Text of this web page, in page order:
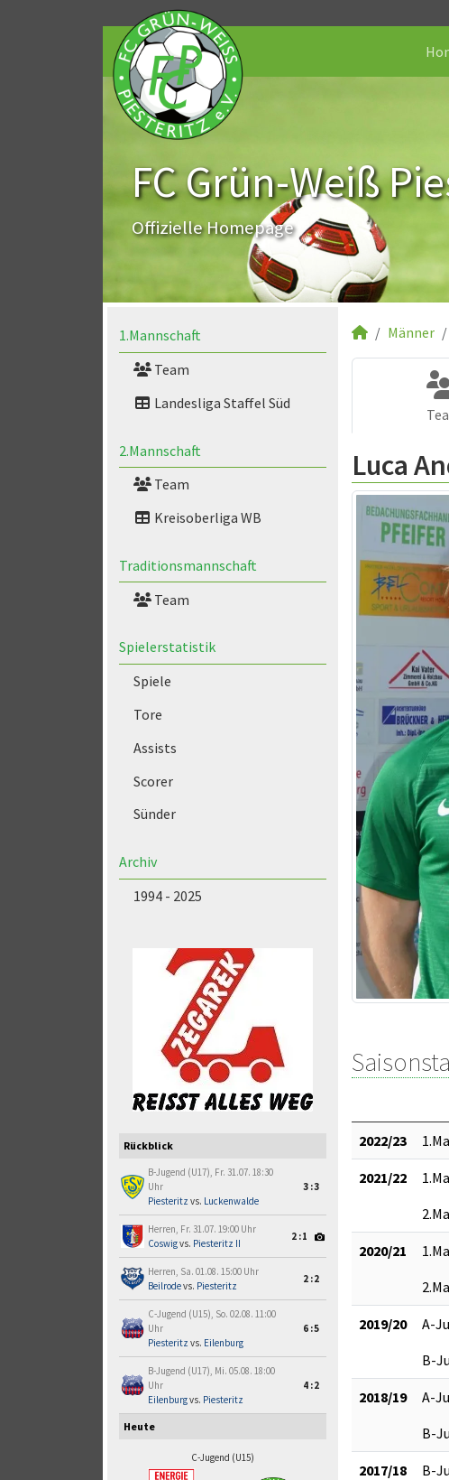
FC Grün-Weiß
Offizielle Homepage
1.Mannschaft
Team
Landesliga Staffel Süd
2.Mannschaft
Team
Kreisoberliga WB
Traditionsmannschaft
Team
Spielerstatistik
Spiele
Tore
Assists
Scorer
Sünder
Archiv
1994 - 2025
Rückblick
B-Jugend (U17), Fr. 31.07. 18:30
Uhr
Piesteritz vs. Luckenwalde
3:3
Herren, Fr. 31.07. 19:00 Uhr
Coswigvs. Piesteritz II
2:1
Herren, Sa. 01.08. 15:00 Uhr
Beilrodevs. Piesteritz
2:2
C-Jugend (U15), So. 02.08. 11:00
Uhr
Piesteritz vs. Eilenburg
6:5
B-Jugend (U17), Mi. 05.08. 18:00
Uhr
Eilenburgvs. Piesteritz
4:2
Heute
C-Jugend (U15)
Männer
Luca
2022/23
2021/22
2020/21
2019/20 A-
B-
2018/19 A-
B-
2017/18 B-